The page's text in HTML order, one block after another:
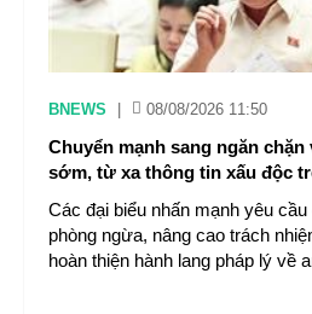
BNEWS 08/08/2026 11:50
Chuyển mạnh sang ngăn
sớm, từ xa thông tin xấu độc
Các đại biểu nhấn mạnh yêu
phòng ngừa, nâng cao trách
hoàn thiện hành lang pháp lý về